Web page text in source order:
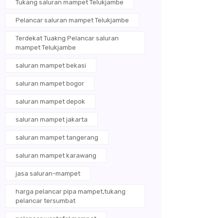
Tukang saluran mampet Telukjambe
Pelancar saluran mampet Telukjambe
Terdekat Tuakng Pelancar saluran
mampet Telukjambe
saluran mampet bekasi
saluran mampet bogor
saluran mampet depok
saluran mampet jakarta
saluran mampet tangerang
saluran mampet karawang
jasa saluran-mampet
harga pelancar pipa mampet,tukang
pelancar tersumbat